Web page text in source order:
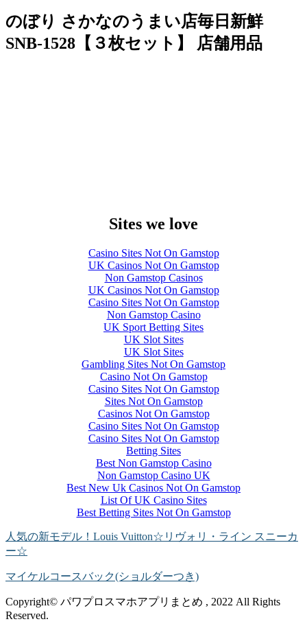
のぼり さかなのうまい店毎日新鮮
SNB-1528【３枚セット】 店舗用品
Sites we love
Casino Sites Not On Gamstop
UK Casinos Not On Gamstop
Non Gamstop Casinos
UK Casinos Not On Gamstop
Casino Sites Not On Gamstop
Non Gamstop Casino
UK Sport Betting Sites
UK Slot Sites
UK Slot Sites
Gambling Sites Not On Gamstop
Casino Not On Gamstop
Casino Sites Not On Gamstop
Sites Not On Gamstop
Casinos Not On Gamstop
Casino Sites Not On Gamstop
Casino Sites Not On Gamstop
Betting Sites
Best Non Gamstop Casino
Non Gamstop Casino UK
Best New Uk Casinos Not On Gamstop
List Of UK Casino Sites
Best Betting Sites Not On Gamstop
人気の新モデル！Louis Vuitton☆リヴォリ・ライン スニーカ
ー☆
マイケルコースバック(ショルダーつき)
Copyright© パワプロスマホアプリまとめ , 2022 All Rights
Reserved.